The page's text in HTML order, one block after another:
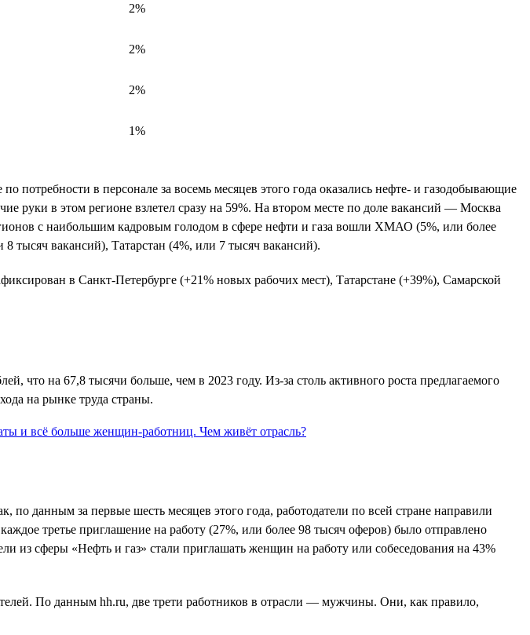
2%
2%
2%
1%
потребности в персонале за восемь месяцев этого года оказались нефте- и газодобывающие
руки в этом регионе взлетел сразу на 59%. На втором месте по доле вакансий — Москва
с наибольшим кадровым голодом в сфере нефти и газа вошли ХМАО (5%, или более
тысяч вакансий), Татарстан (4%, или 7 тысяч вакансий).
в Санкт-Петербурге (+21% новых рабочих мест), Татарстане (+39%), Самарской
что на 67,8 тысячи больше, чем в 2023 году. Из-за столь активного роста предлагаемого
на рынке труда страны.
данным за первые шесть месяцев этого года, работодатели по всей стране направили
третье приглашение на работу (27%, или более 98 тысяч оферов) было отправлено
сферы «Нефть и газ» стали приглашать женщин на работу или собеседования на 43%
По данным hh.ru, две трети работников в отрасли — мужчины. Они, как правило,